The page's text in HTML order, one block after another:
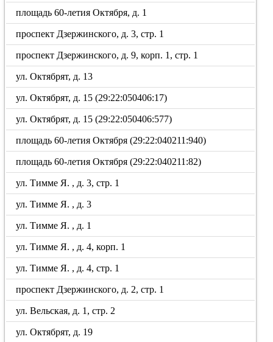
площадь 60-летия Октября, д. 1
проспект Дзержинского, д. 3, стр. 1
проспект Дзержинского, д. 9, корп. 1, стр. 1
ул. Октябрят, д. 13
ул. Октябрят, д. 15 (29:22:050406:17)
ул. Октябрят, д. 15 (29:22:050406:577)
площадь 60-летия Октября (29:22:040211:940)
площадь 60-летия Октября (29:22:040211:82)
ул. Тимме Я. , д. 3, стр. 1
ул. Тимме Я. , д. 3
ул. Тимме Я. , д. 1
ул. Тимме Я. , д. 4, корп. 1
ул. Тимме Я. , д. 4, стр. 1
проспект Дзержинского, д. 2, стр. 1
ул. Вельская, д. 1, стр. 2
ул. Октябрят, д. 19